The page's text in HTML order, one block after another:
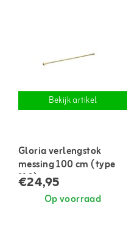
Bekijk artikel
Gloria verlengstok
messing 100 cm (type
110)
€24,95
Op voorraad